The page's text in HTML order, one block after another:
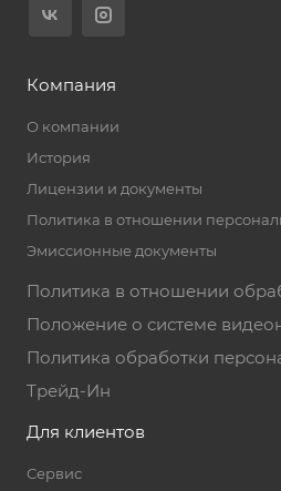
info@paradavto.by
Адрес
улица Колесникова 38,
Режим работы
Компания
О компании
История
Лицензии и документы
Политика в отношении
Эмиссионные документы
Политика в отношении
Положение о системе
Политика обработки
Трейд-Ин
Для клиентов
Сервис